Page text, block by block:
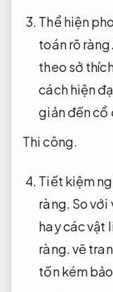
Thể hiện
toán rõ ràng.
theo sở
cách hiện
giản đến cổ
Thi công.
Tiết kiệm
ràng. So
hay các vật
ràng.vẽ
tốn kém